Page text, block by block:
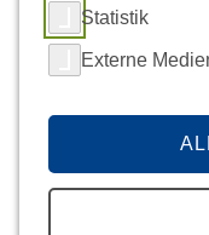
PRÄANALYTIK
Weitere
Statistik
Externe